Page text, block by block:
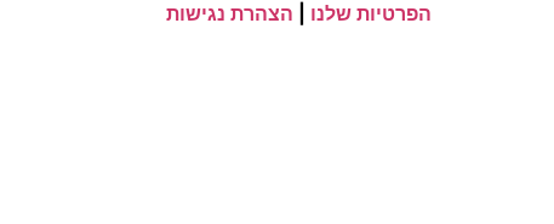
הפרטיות שלנו הצהרת נגישות